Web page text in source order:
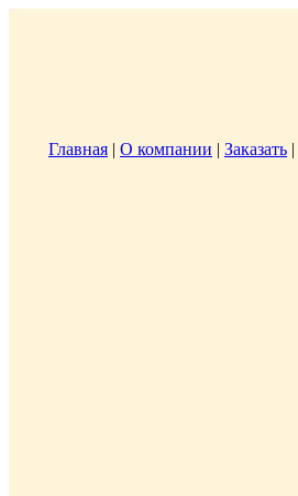
Главная | О компании | Заказать |